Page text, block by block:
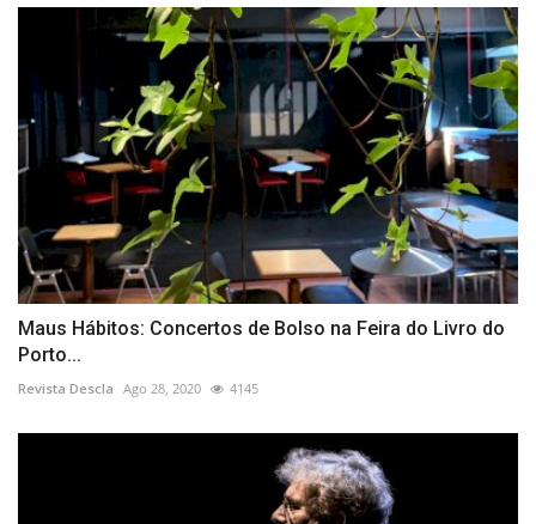
Maus Hábitos: Concertos de Bolso na Feira do Livro do
Porto...
Revista Descla Ago 28, 2020 4145